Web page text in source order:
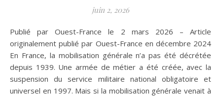
juin 2, 2026
Publié par Ouest-France le 2 mars 2026 – Article
originalement publié par Ouest-France en décembre 2024
En France, la mobilisation générale n’a pas été décrétée
depuis 1939. Une armée de métier a été créée, avec la
suspension du service militaire national obligatoire et
universel en 1997. Mais si la mobilisation générale venait à